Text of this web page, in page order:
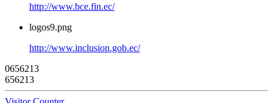
http://www.bce.fin.ec/
logos9.png
http://www.inclusion.gob.ec/
0656213
656213